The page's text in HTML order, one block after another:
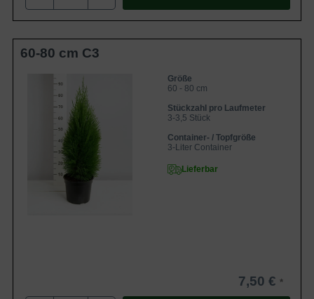
60-80 cm C3
Größe
60 - 80 cm
Stückzahl pro Laufmeter
3-3,5 Stück
Container- / Topfgröße
3-Liter Container
Lieferbar
7,50 €